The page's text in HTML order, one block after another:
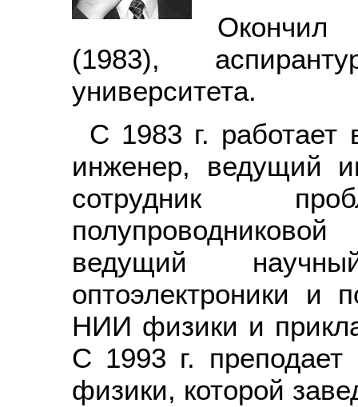
Окончил
(1983),
университета.
С 1983 г. работает
инженер, ведущий
сотрудник
ведущий
оптоэлектроники и
НИИ физики и
С 1993 г.
физики, которой